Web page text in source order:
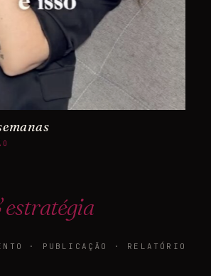
estratégia
· PUBLICAÇÃO · RELATÓRIO